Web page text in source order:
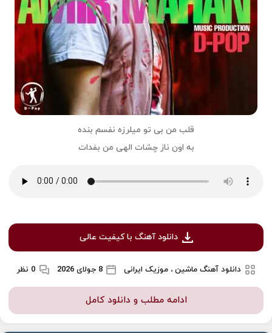
قلب من بی تو میلرزه نفسم بنده
به اون ناز چشات الهی من بفدات
دانلود آهنگ با کیفیت عالی
دانلود آهنگ ماشین ، موزیک ایرانی 8 جولای 2026 0 نظر
ادامه مطلب و دانلود کامل